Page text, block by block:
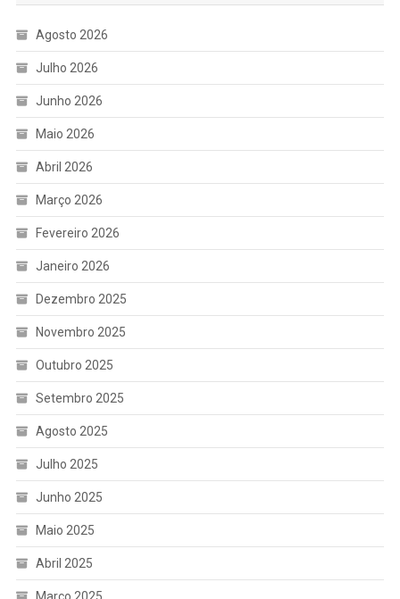
Agosto 2026
Julho 2026
Junho 2026
Maio 2026
Abril 2026
Março 2026
Fevereiro 2026
Janeiro 2026
Dezembro 2025
Novembro 2025
Outubro 2025
Setembro 2025
Agosto 2025
Julho 2025
Junho 2025
Maio 2025
Abril 2025